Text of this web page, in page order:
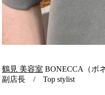
鶴見 美容室 BONECCA（ボ
副店長 / Top stylist